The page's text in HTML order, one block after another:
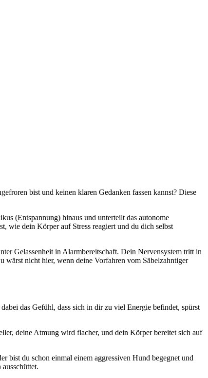
bist und keinen klaren Gedanken fassen kannst? Diese
(Entspannung) hinaus und unterteilt das autonome
wie dein Körper auf Stress reagiert und du dich selbst
Gelassenheit in Alarmbereitschaft. Dein Nervensystem tritt in
nicht hier, wenn deine Vorfahren vom Säbelzahntiger
das Gefühl, dass sich in dir zu viel Energie befindet, spürst
deine Atmung wird flacher, und dein Körper bereitet sich auf
bist du schon einmal einem aggressiven Hund begegnet und